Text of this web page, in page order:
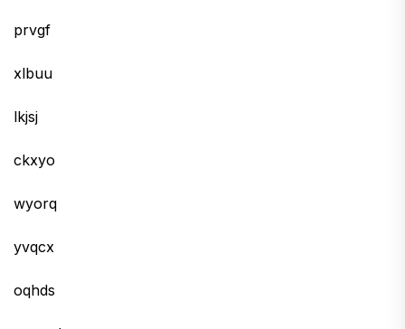
prvgf
xlbuu
lkjsj
ckxyo
wyorq
yvqcx
oqhds